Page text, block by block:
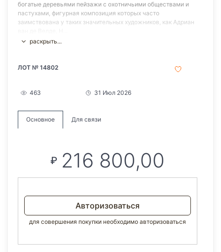
богатые деревьями пейзажи с охотничьими обществами и
пастухами, фигурная композиция которых часто
заимствована у таких значительных художников, как Адриан
раскрыть...
ЛОТ № 14802
463 31 Июл 2026
Основное Для связи
₽ 216 800,00
Авторизоваться
для совершения покупки необходимо авторизоваться